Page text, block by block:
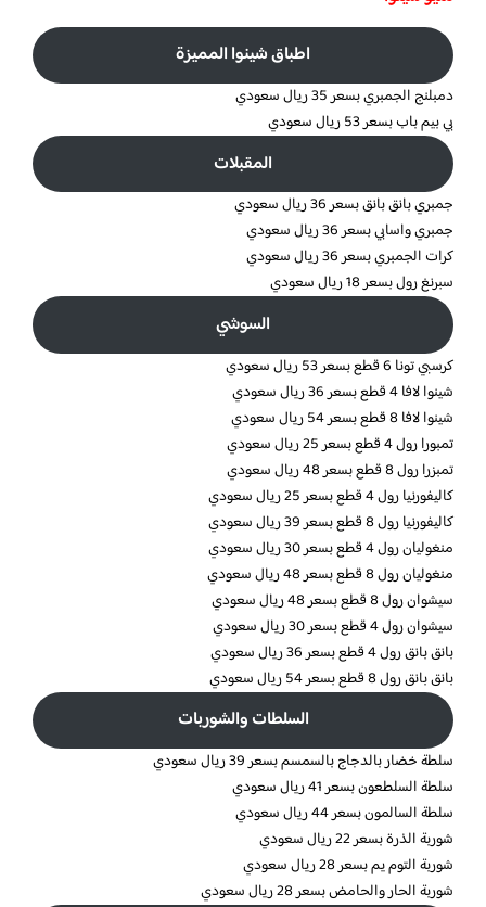
اطباق شينوا المميزة
دمبلنج الجمبري بسعر 35 ريال سعودي
بي بيم باب بسعر 53 ريال سعودي
المقبلات
جمبري بانق بانق بسعر 36 ريال سعودي
جمبري واسابي بسعر 36 ريال سعودي
كرات الجمبري بسعر 36 ريال سعودي
سبرنغ رول بسعر 18 ريال سعودي
السوشي
كرسبي تونا 6 قطع بسعر 53 ريال سعودي
شينوا لافا 4 قطع بسعر 36 ريال سعودي
شينوا لافا 8 قطع بسعر 54 ريال سعودي
تمبورا رول 4 قطع بسعر 25 ريال سعودي
تمبزرا رول 8 قطع بسعر 48 ريال سعودي
كاليفورنيا رول 4 قطع بسعر 25 ريال سعودي
كاليفورنيا رول 8 قطع بسعر 39 ريال سعودي
منغوليان رول 4 قطع بسعر 30 ريال سعودي
منغوليان رول 8 قطع بسعر 48 ريال سعودي
سيشوان رول 8 قطع بسعر 48 ريال سعودي
سيشوان رول 4 قطع بسعر 30 ريال سعودي
بانق بانق رول 4 قطع بسعر 36 ريال سعودي
بانق بانق رول 8 قطع بسعر 54 ريال سعودي
السلطات والشوربات
سلطة خضار بالدجاج بالسمسم بسعر 39 ريال سعودي
سلطة السلطعون بسعر 41 ريال سعودي
سلطة السالمون بسعر 44 ريال سعودي
شوربة الذرة بسعر 22 ريال سعودي
شوربة التوم يم بسعر 28 ريال سعودي
شوربة الحار والحامض بسعر 28 ريال سعودي